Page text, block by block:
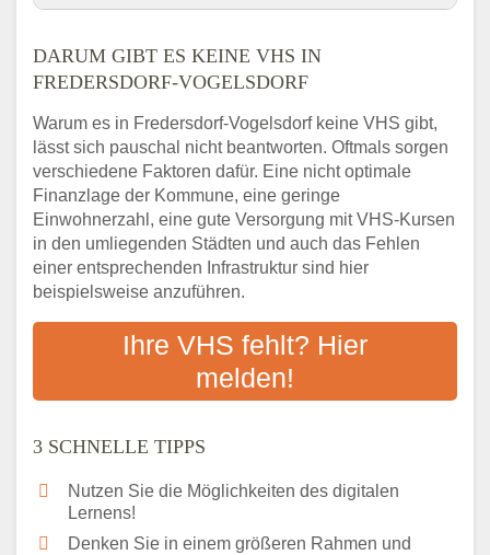
Vogelsdorf
3 schnelle Tipps
Fredersdorf-Vogelsdorf VHS-Kurse in Ihrer
Nähe
Abendschule in der Region rund um
Fredersdorf-Vogelsdorf
VHS steht für Erwachsenenbildung
Online-Kurse: Alternative Angebote zum
VHS-Kurs
Checkliste: Darauf kommt es bei
Bildungsangeboten an
Das bundesweite Volkshochschulwesen
DARUM GIBT ES KEINE VHS IN
FREDERSDORF-VOGELSDORF
Warum es in Fredersdorf-Vogelsdorf keine VHS gibt,
lässt sich pauschal nicht beantworten. Oftmals sorgen
verschiedene Faktoren dafür. Eine nicht optimale
Finanzlage der Kommune, eine geringe
Einwohnerzahl, eine gute Versorgung mit VHS-Kursen
in den umliegenden Städten und auch das Fehlen
einer entsprechenden Infrastruktur sind hier
beispielsweise anzuführen.
Ihre VHS fehlt? Hier
melden!
3 SCHNELLE TIPPS
Nutzen Sie die Möglichkeiten des digitalen
Lernens!
Denken Sie in einem größeren Rahmen und